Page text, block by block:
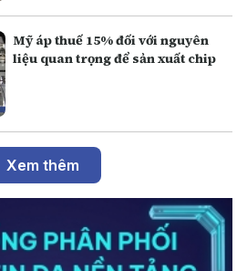
Mỹ áp thuế 15% đối với nguyên
liệu quan trọng để sản xuất chip
Xem thêm